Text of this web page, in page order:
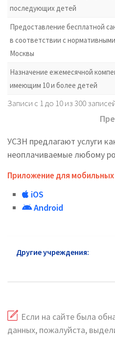
последующих детей
Предоставление бесплатной
в соответствии с
Москвы
Назначение ежемесячной
имеющим 10 и более детей
Записи с 1 до 10 из 300
УСЗН предлагают услуги
неоплачиваемые любому
Приложение для
iOS
Android
Другие учреждения:
Если на сайте была
данных, пожалуйста,